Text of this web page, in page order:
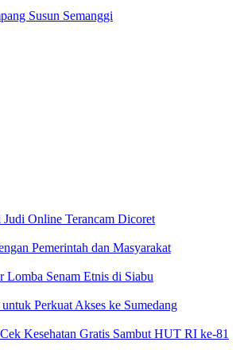
Susun Semanggi
Judi Online Terancam Dicoret
Pemerintah dan Masyarakat
Senam Etnis di Siabu
Perkuat Akses ke Sumedang
Kesehatan Gratis Sambut HUT RI ke-81